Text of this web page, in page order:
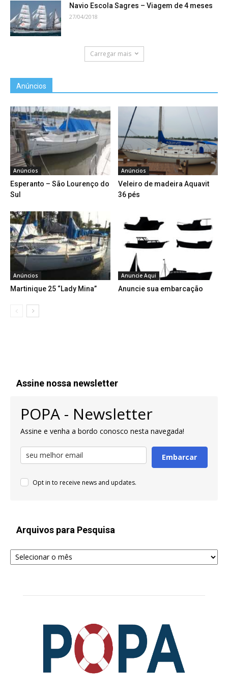
Navio Escola Sagres – Viagem de 4 meses
27/04/2018
Carregar mais
Anúncios
Anúncios
Esperanto – São Lourenço do
Sul
Anúncios
Veleiro de madeira Aquavit
36 pés
Anúncios
Martinique 25 “Lady Mina”
Anuncie Aqui
Anuncie sua embarcação
Assine nossa newsletter
POPA - Newsletter
Assine e venha a bordo conosco nesta navegada!
Embarcar
Opt in to receive news and updates.
Arquivos para Pesquisa
Arquivos
para